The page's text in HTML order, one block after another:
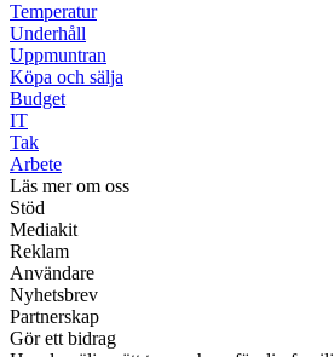
Temperatur
Underhåll
Uppmuntran
Köpa och sälja
Budget
IT
Tak
Arbete
Läs mer om oss
Stöd
Mediakit
Reklam
Användare
Nyhetsbrev
Partnerskap
Gör ett bidrag